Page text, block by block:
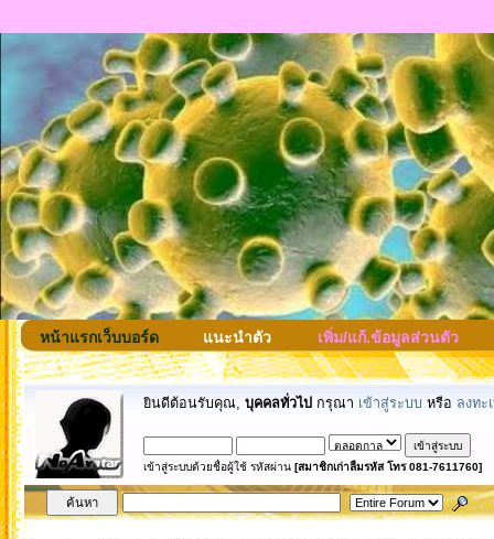
หน้าแรกเว็บบอร์ด แนะนำตัว เพิ่ม/แก้.ข้อมูลส่วนตัว
ยินดีต้อนรับคุณ, บุคคลทั่วไป กรุณา เข้าสู่ระบบ หรือ ลงทะ
เข้าสู่ระบบด้วยชื่อผู้ใช้ รหัสผ่าน [สมาชิกเก่าลืมรหัส โทร 081-7611760]